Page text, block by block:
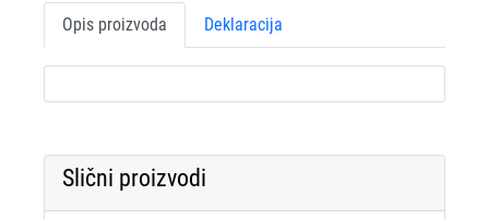
Opis proizvoda Deklaracija
Slični proizvodi